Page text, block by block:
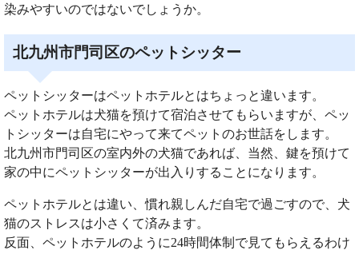
染みやすいのではないでしょうか。
北九州市門司区のペットシッター
ペットシッターはペットホテルとはちょっと違います。
ペットホテルは犬猫を預けて宿泊させてもらいますが、ペッ
トシッターは自宅にやって来てペットのお世話をします。
北九州市門司区の室内外の犬猫であれば、当然、鍵を預けて
家の中にペットシッターが出入りすることになります。
ペットホテルとは違い、慣れ親しんだ自宅で過ごすので、犬
猫のストレスは小さくて済みます。
反面、ペットホテルのように24時間体制で見てもらえるわけ